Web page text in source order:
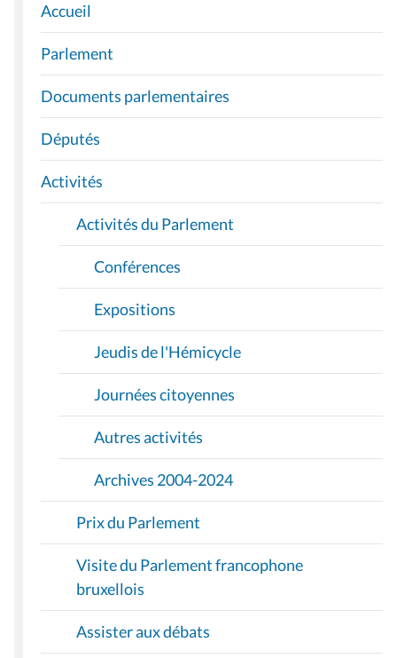
N
A
V
I
G
A
T
I
O
Accueil
Parlement
Documents parlementaires
Députés
Activités
Activités du Parlement
Conférences
Expositions
Jeudis de l'Hémicycle
Journées citoyennes
Autres activités
Archives 2004-2024
Prix du Parlement
Visite du Parlement francophone
bruxellois
Assister aux débats